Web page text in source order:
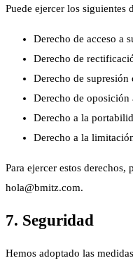
Puede ejercer los siguientes
Derecho de acceso a
Derecho de
Derecho de supresión
Derecho de oposición
Derecho a la
Derecho a la
Para ejercer estos derechos,
hola@bmitz.com.
7. Seguridad
Hemos adoptado las